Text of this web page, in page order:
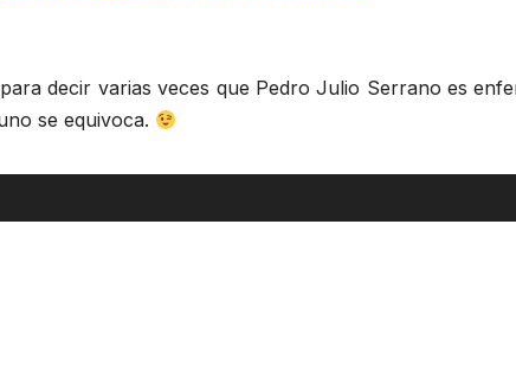
decir varias veces que Pedro Julio Serrano es
se equivoca.